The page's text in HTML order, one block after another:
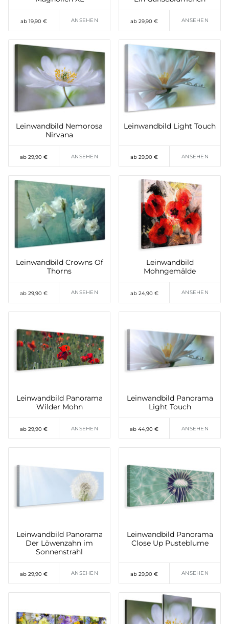
ab 19,90 € ANSEHEN ab 29,90 € ANSEHEN
Leinwandbild Nemorosa
Nirvana
ab 29,90 € ANSEHEN
Leinwandbild Light Touch
ab 29,90 € ANSEHEN
Leinwandbild Crowns Of
Thorns
ab 29,90 € ANSEHEN
Leinwandbild
Mohngemälde
ab 24,90 € ANSEHEN
Leinwandbild Panorama
Wilder Mohn
ab 29,90 € ANSEHEN
Leinwandbild Panorama
Light Touch
ab 44,90 € ANSEHEN
Leinwandbild Panorama
Der Löwenzahn im
Sonnenstrahl
ab 29,90 € ANSEHEN
Leinwandbild Panorama
Close Up Pusteblume
ab 29,90 € ANSEHEN